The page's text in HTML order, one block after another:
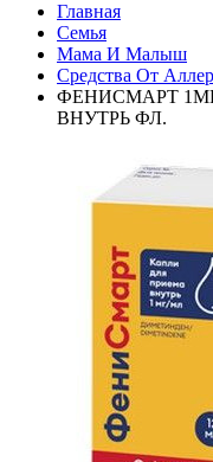
Главная
Семья
Мама И Малыш
Средства От
ФЕНИСМАРТ
ВНУТРЬ ФЛ.